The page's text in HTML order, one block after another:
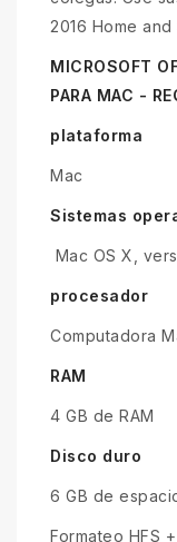
2016 Home
MICROSOFT
PARA MAC -
plataforma
Mac
Sistemas
Mac OS X,
procesador
Computadora
RAM
4 GB de RAM
Disco duro
6 GB de
Formateo HFS